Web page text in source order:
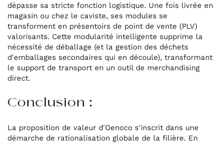
dépasse sa stricte fonction logistique. Une fois livrée en
magasin ou chez le caviste, ses modules se
transforment en présentoirs de point de vente (PLV)
valorisants. Cette modularité intelligente supprime la
nécessité de déballage (et la gestion des déchets
d'emballages secondaires qui en découle), transformant
le support de transport en un outil de merchandising
direct.
Conclusion :
La proposition de valeur d'Oenoco s'inscrit dans une
démarche de rationalisation globale de la filière. En